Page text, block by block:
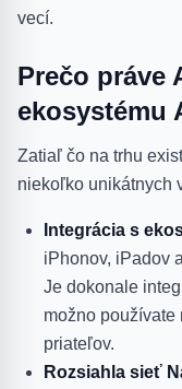
vecí.
Prečo práve
ekosystému
Zatiaľ čo na trhu
niekoľko unikátnych
Integrácia s
iPhonov, iPadov
Je dokonale
možno
priateľov.
Rozsiahla sieť